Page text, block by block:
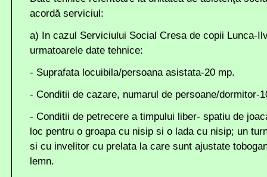
acordă serviciul:
a) In cazul Serviciului Social Cresa de copii Lunca-
urmatoarele date tehnice:
- Suprafata locuibila/persoana asistata-20 mp.
- Conditii de cazare, numarul de persoane/dormitor-
- Conditii de petrecere a timpului liber- spatiu de
loc pentru o groapa cu nisip si o lada cu nisip; un
si cu invelitor cu prelata la care sunt ajustate
lemn.